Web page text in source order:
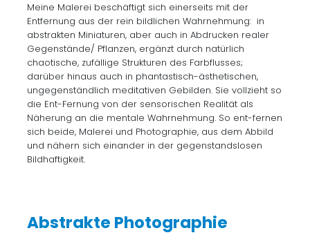
Meine Malerei beschäftigt sich einerseits mit der
Entfernung aus der rein bildlichen Wahrnehmung: in
abstrakten Miniaturen, aber auch in Abdrucken realer
Gegenstände/ Pflanzen, ergänzt durch natürlich
chaotische, zufällige Strukturen des Farbflusses;
darüber hinaus auch in phantastisch-ästhetischen,
ungegenständlich meditativen Gebilden. Sie vollzieht so
die Ent-Fernung von der sensorischen Realität als
Näherung an die mentale Wahrnehmung. So ent-fernen
sich beide, Malerei und Photographie, aus dem Abbild
und nähern sich einander in der gegenstandslosen
Bildhaftigkeit.
Abstrakte Photographie